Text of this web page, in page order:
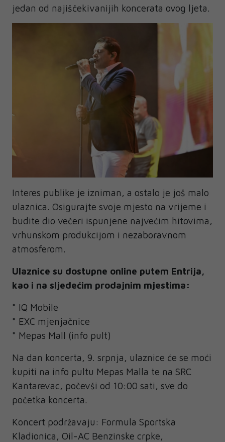
jedan od najiščekivanijih koncerata ovog ljeta.
Interes publike je izniman, a ostalo je još malo
ulaznica. Osigurajte svoje mjesto na vrijeme i
budite dio večeri ispunjene najvećim hitovima,
vrhunskom produkcijom i nezaboravnom
atmosferom.
Ulaznice su dostupne online putem Entrija,
kao i na sljedećim prodajnim mjestima:
* IQ Mobile
* EXC mjenjačnice
* Mepas Mall (info pult)
Na dan koncerta, 9. srpnja, ulaznice će se moći
kupiti na info pultu Mepas Malla te na SRC
Kantarevac, počevši od 10:00 sati, sve do
početka koncerta.
Koncert podržavaju: Formula Sportska
Kladionica, Oil-AC Benzinske crpke,